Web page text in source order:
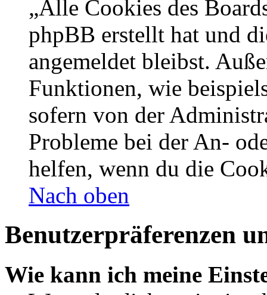
„Alle Cookies des
phpBB erstellt hat und
angemeldet bleibst.
Funktionen, wie
sofern von der
Probleme bei der An-
helfen, wenn du die
Nach oben
Benutzerpräferenzen
Wie kann ich meine